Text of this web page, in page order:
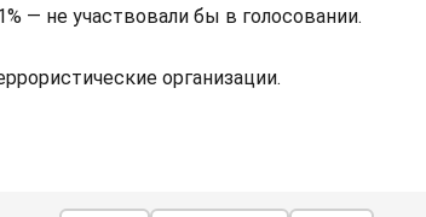
— не участвовали бы в голосовании.
организации.